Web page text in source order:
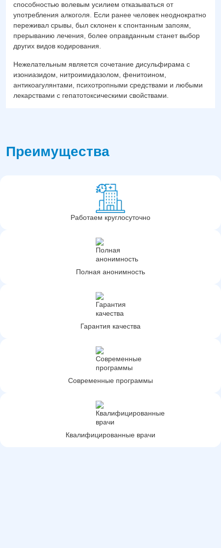
способностью волевым усилием отказываться от
употребления алкоголя. Если ранее человек неоднократно
переживал срывы, был склонен к спонтанным запоям,
прерыванию лечения, более оправданным станет выбор
других видов кодирования.
Нежелательным является сочетание дисульфирама с
изониазидом, нитроимидазолом, фенитоином,
антикоагулянтами, психотропными средствами и любыми
лекарствами с гепатотоксическими свойствами.
Преимущества
Работаем круглосуточно
Полная анонимность
Гарантия качества
Современные программы
Квалифицированные врачи